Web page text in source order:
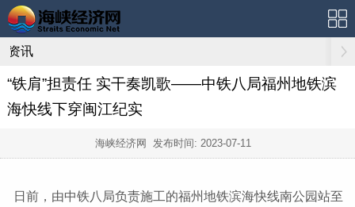
资讯
“铁肩”担责任 实干奏凯歌——中铁八局福州地铁滨
海快线下穿闽江纪实
海峡经济网 发布时间: 2023-07-11
日前，由中铁八局负责施工的福州地铁滨海快线南公园站至